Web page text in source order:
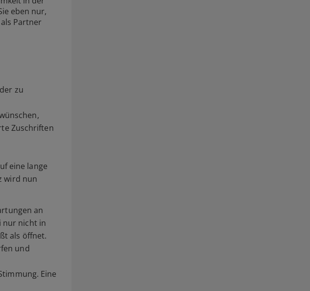
eben nur,
Partner
zu
Zuschriften
eine lange
wird nun
an
nur nicht in
als öffnet.
und
Eine